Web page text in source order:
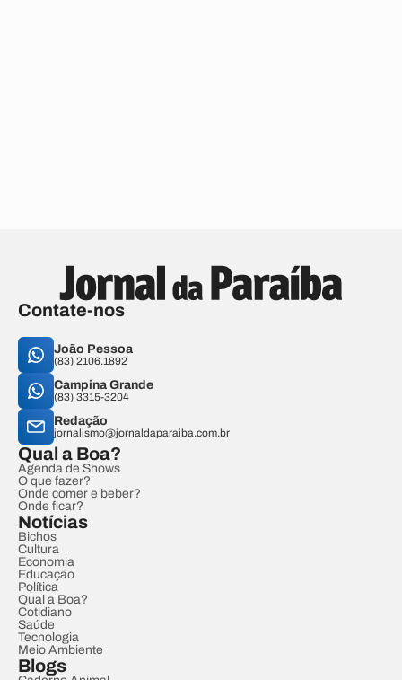
Contate-nos
João Pessoa
(83) 2106.1892
Campina Grande
(83) 3315-3204
Redação
jornalismo@jornaldaparaiba.com.br
Qual a Boa?
Agenda de Shows
O que fazer?
Onde comer e beber?
Onde ficar?
Notícias
Bichos
Cultura
Economia
Educação
Política
Qual a Boa?
Cotidiano
Saúde
Tecnologia
Meio Ambiente
Blogs